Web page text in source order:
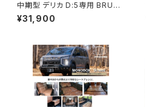
中期型 デリカ D:5専用 BRUT
マッドフラップ
¥31,900